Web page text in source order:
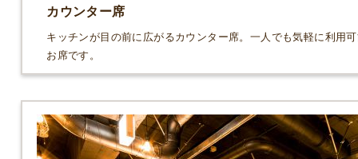
カウンター席
キッチンが目の前に広がるカウンター席。一人でも気軽に利用
お席です。